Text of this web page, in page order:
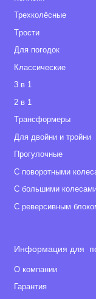
Трехколёсные
Tрости
Для погодок
Классические
3 в 1
2 в 1
Tрансформеры
Для двойни и тройни
Прогулочные
С поворотными
С большими
С реверсивным
Информация для
О компании
Гарантия